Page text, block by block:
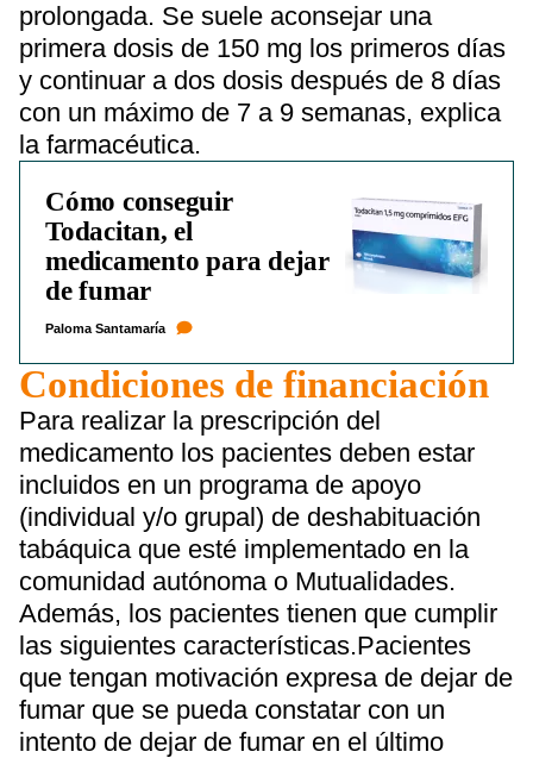
prolongada. Se suele aconsejar una
primera dosis de 150 mg los primeros días
y continuar a dos dosis después de 8 días
con un máximo de 7 a 9 semanas, explica
la farmacéutica.
Cómo conseguir
Todacitan, el
medicamento para dejar
de fumar
Paloma Santamaría
Condiciones de financiación
Para realizar la prescripción del
medicamento los pacientes deben estar
incluidos en un programa de apoyo
(individual y/o grupal) de deshabituación
tabáquica que esté implementado en la
comunidad autónoma o Mutualidades.
Además, los pacientes tienen que cumplir
las siguientes características.Pacientes
que tengan motivación expresa de dejar de
fumar que se pueda constatar con un
intento de dejar de fumar en el último